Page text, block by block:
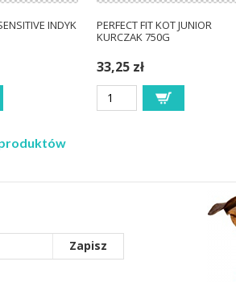
INDYK
PERFECT FIT KOT JUNIOR
KURCZAK 750G
33,25 zł
Zapisz